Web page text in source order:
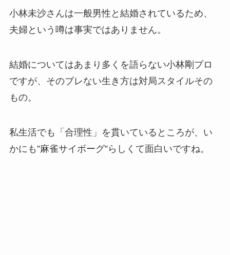
小林未沙さんは一般男性と結婚されているため、
夫婦という噂は事実ではありません。
結婚についてはあまり多くを語らない小林剛プロ
ですが、そのブレない生き方は対局スタイルその
もの。
私生活でも「合理性」を貫いているところが、い
かにも”麻雀サイボーグ”らしくて面白いですね。